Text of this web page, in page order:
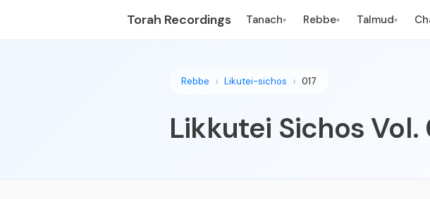
Torah Recordings Tanach▾ Rebbe▾ Talmud▾
Rebbe Likutei-sichos 017